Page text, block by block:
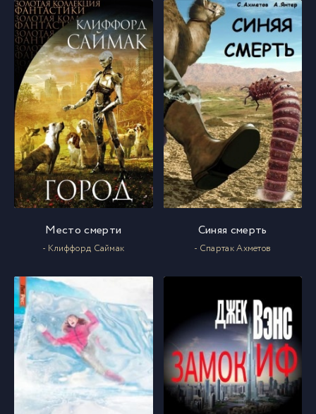
Место смерти
- Клиффорд Саймак
Синяя смерть
- Спартак Ахметов